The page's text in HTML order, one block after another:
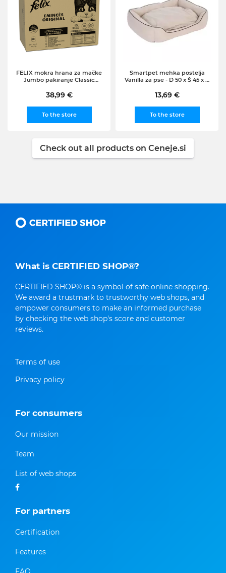
FELIX mokra hrana za mačke
Jumbo pakiranje Classic
in piščanec
38,99 €
To the store
Smartpet mehka postelja
Vanilla za pse - D 50 x Š 45 x V
13,69 €
To the store
Check out all products on Ceneje.si
What is CERTIFIED SHOP®?
CERTIFIED SHOP® is a symbol of safe online shopping.
We award a trustmark to trustworthy web shops, and
empower consumers to make an informed purchase
by checking the web shop's score and customer
reviews.
Terms of use
Privacy policy
For consumers
Our mission
Team
List of web shops
For partners
Certification
Features